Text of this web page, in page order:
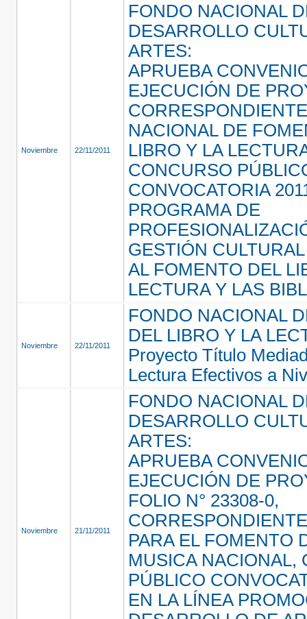
Noviembre 22/11/2011
FONDO NACIONAL
DESARROLLO
ARTES:
APRUEBA
EJECUCIÓN DE
NACIONAL DE
LIBRO Y LA
CONCURSO
CONVOCATORIA
PROGRAMA DE
GESTIÓN
AL FOMENTO DEL
LECTURA Y LAS
Noviembre 22/11/2011
FONDO NACIONAL
DEL LIBRO Y LA
Proyecto Título
Lectura Efectivos a
Noviembre 21/11/2011
FONDO NACIONAL
DESARROLLO
ARTES:
APRUEBA
EJECUCIÓN DE
FOLIO N° 23308-0,
PARA EL FOMENTO
MUSICA NACIONAL,
PÚBLICO
EN LA LÍNEA